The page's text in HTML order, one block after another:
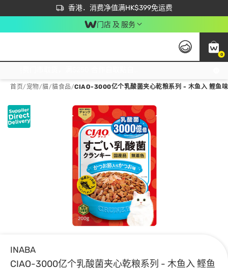
香港．消费净值满HK$399免运费
立即成为易赏钱会员尽享独家优惠
首次APP下单买满$450 输入 NEWAPP 即减$50
门店 及 服务
0
首页/ 宠物/貓/貓食品/CIAO-3000亿个乳酸菌夹心乾粮系列 - 木鱼入 鲣鱼
INABA
CIAO-3000亿个乳酸菌夹心乾粮系列 - 木鱼入 鲣鱼